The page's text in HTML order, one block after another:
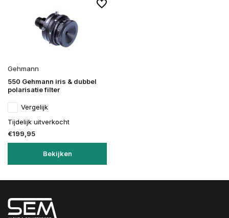
Gehmann
550 Gehmann iris & dubbel
polarisatie filter
Vergelijk
Tijdelijk uitverkocht
€199,95
Bekijken